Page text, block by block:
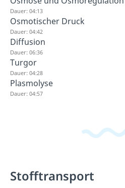
Dauer: 04:13
Osmotischer Druck
Dauer: 04:42
Diffusion
Dauer: 06:36
Turgor
Dauer: 04:28
Plasmolyse
Dauer: 04:57
Stofftransport